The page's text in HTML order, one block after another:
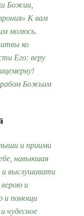
Божии,
К вам
молюсь.
ко
Его: веру
Божьим
и приими
навыкшая
выслушивати
и
и помощи
чудесное